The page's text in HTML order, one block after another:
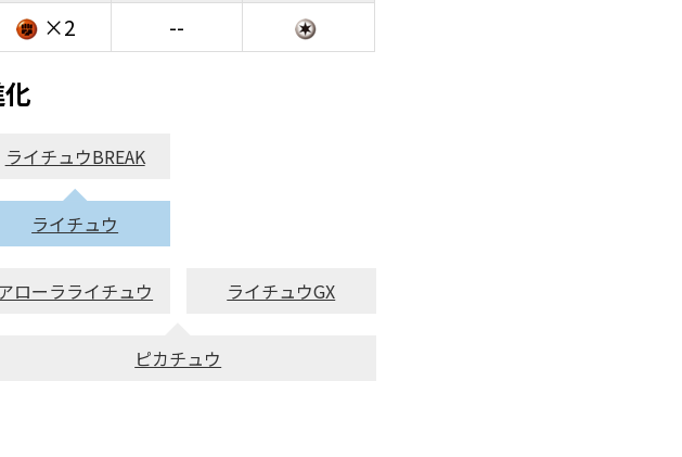
×2 --
ライチュウBREAK
ライチュウ
ローラライチュウ ライチュウGX
ピカチュウ